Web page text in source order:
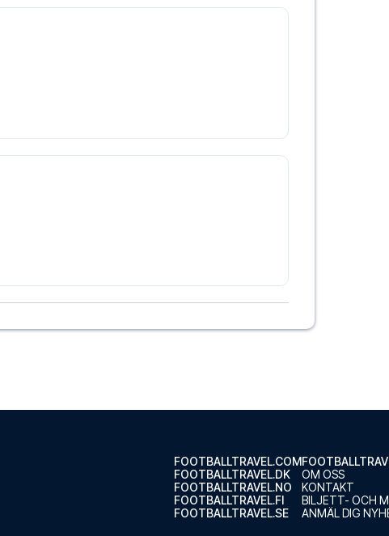
FOOTBALLTRAVEL.COM
FOOTBALLTRAVEL.DK
FOOTBALLTRAVEL.NO
FOOTBALLTRAVEL.FI
FOOTBALLTRAVEL.SE
OM OSS
KONTAKT
BILJETT- OCH
ANMÄL DIG